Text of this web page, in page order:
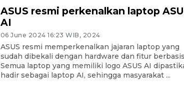
ASUS resmi perkenalkan laptop
AI
06 June 2024 16:23 WIB, 2024
ASUS resmi memperkenalkan jajaran laptop yang
sudah dibekali dengan hardware dan fitur
Semua laptop yang memiliki logo ASUS AI
hadir sebagai laptop AI, sehingga masyarakat ...